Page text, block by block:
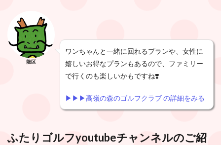
龍区
ワンちゃんと一緒に回れるプランや、女性に
嬉しいお得なプランもあるので、ファミリー
で行くのも楽しいかもですね❣️
▶︎▶︎▶︎高嶺の森のゴルフクラブ の詳細をみる
ふたりゴルフyoutubeチャンネルのご紹